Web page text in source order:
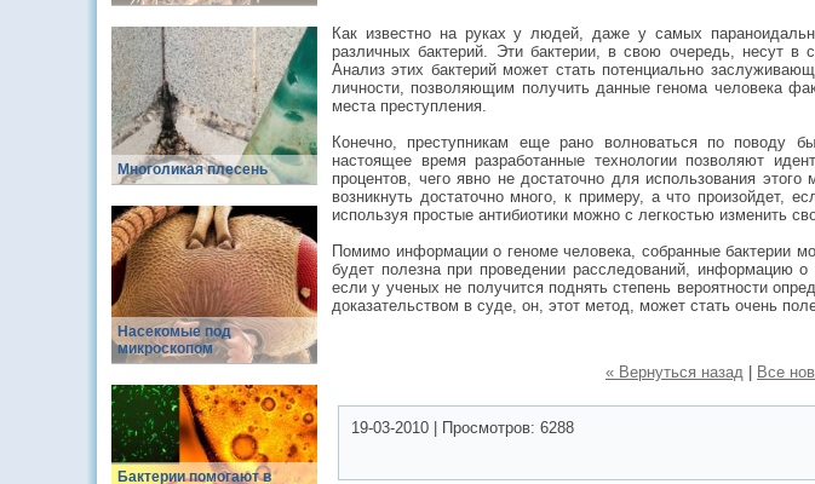
Многоликая плесень
Насекомые под
микроскопом
Бактерии помогают в
Как известно на руках у людей, даже у самых
различных бактерий. Эти бактерии, в свою очередь, несут
Анализ этих бактерий может стать потенциально
личности, позволяющим получить данные генома человека
места преступления.
Конечно, преступникам еще рано волноваться по поводу
настоящее время разработанные технологии позволяют
процентов, чего явно не достаточно для использования
возникнуть достаточно много, к примеру, а что произойдет,
используя простые антибиотики можно с легкостью изменить
Помимо информации о геноме человека, собранные бактерии
будет полезна при проведении расследований, информацию
если у ученых не получится поднять степень вероятности
доказательством в суде, он, этот метод, может стать очень
« Вернуться назад Все
19-03-2010 Просмотров: 6288